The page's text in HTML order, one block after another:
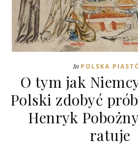
In POLSKA
O tym jak
Polski zdobyć
Henryk
ratuje